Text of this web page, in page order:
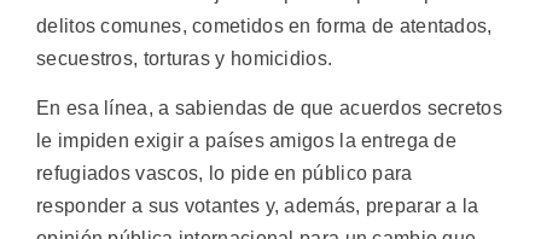
delitos comunes, cometidos en forma de atentados,
secuestros, torturas y homicidios.
En esa línea, a sabiendas de que acuerdos secretos
le impiden exigir a países amigos la entrega de
refugiados vascos, lo pide en público para
responder a sus votantes y, además, preparar a la